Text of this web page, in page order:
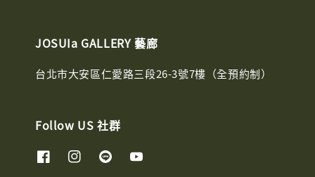
JOSUIa GALLERY 藝廊
台北市大安區仁愛路三段26-3號7樓（全預約制）
Follow US 社群